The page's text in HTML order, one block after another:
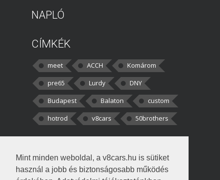
Mint minden weboldal, a v8cars.hu is sütiket
használ a jobb és biztonságosabb működés
NAPLÓ
CÍMKÉK
meet ACCH
Komárom
pre65
Lurdy
DNY
Budapest
Balaton
custom
hotrod
v8cars 50brothers
kortisz:Elszúrtam! Én csak két
darabbaal számoltam. Nem tudtam, hogy fél autót,